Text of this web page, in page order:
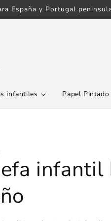
España y Portugal
infantiles Papel Pintado
infantil